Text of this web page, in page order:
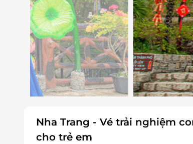
Nha Trang - Vé trải nghiệm
cho trẻ em